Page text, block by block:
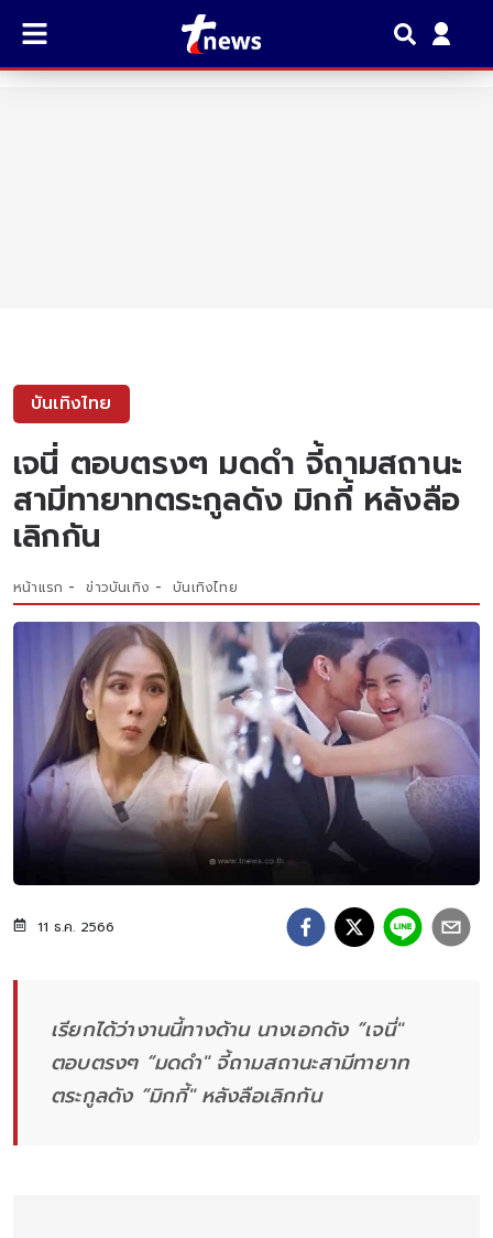
บันเทิงไทย
เจนี่ ตอบตรงๆ มดดำ จี้ถามสถานะ
สามีทายาทตระกูลดัง มิกกี้ หลังลือ
เลิกกัน
หน้าแรก ข่าวบันเทิง บันเทิงไทย
11 ธ.ค. 2566
เรียกได้ว่างานนี้ทางด้าน นางเอกดัง “เจนี่"
ตอบตรงๆ “มดดำ" จี้ถามสถานะสามีทายาท
ตระกูลดัง “มิกกี้" หลังลือเลิกกัน